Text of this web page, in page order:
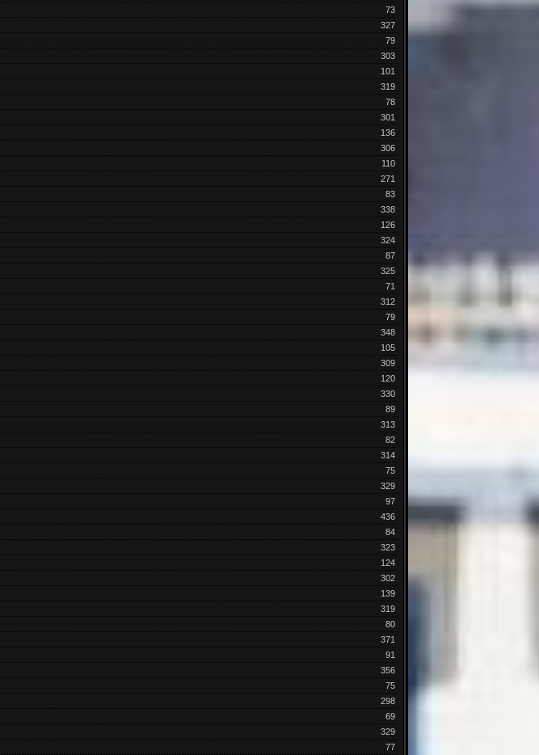
73
327
79
303
101
319
78
301
136
306
110
271
83
338
126
324
87
325
71
312
79
348
105
309
120
330
89
313
82
314
75
329
97
436
84
323
124
302
139
319
80
371
91
356
75
298
69
329
77